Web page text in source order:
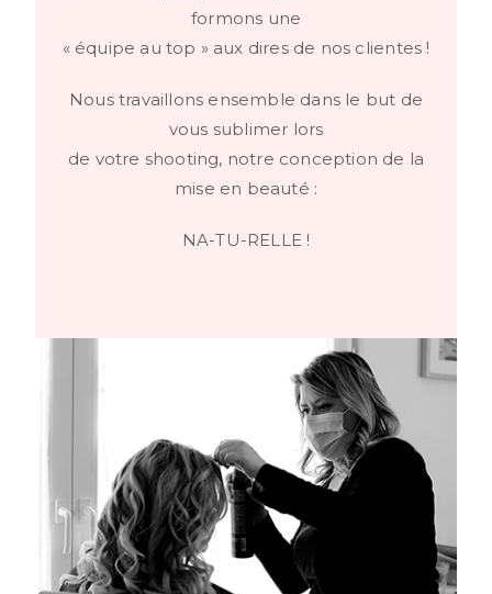
formons une
« équipe au top » aux dires de nos clientes !
Nous travaillons ensemble dans le but de
vous sublimer lors
de votre shooting, notre conception de la
mise en beauté :
NA-TU-RELLE !